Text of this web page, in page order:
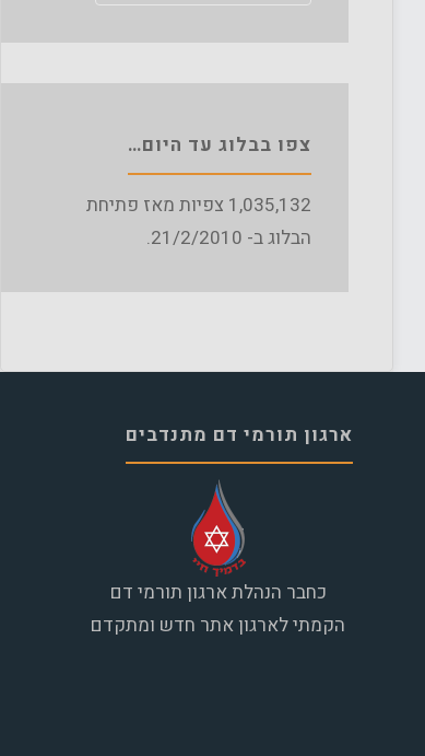
צפו בבלוג עד היום…
1,035,132 צפיות מאז פתיחת
הבלוג ב- 21/2/2010.
ארגון תורמי דם מתנדבים
כחבר הנהלת ארגון תורמי דם
הקמתי לארגון אתר חדש ומתקדם